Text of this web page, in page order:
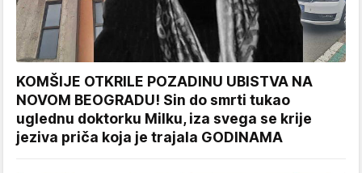
KOMŠIJE OTKRILE POZADINU UBISTVA NA
NOVOM BEOGRADU! Sin do smrti tukao
uglednu doktorku Milku, iza svega se krije
jeziva priča koja je trajala GODINAMA